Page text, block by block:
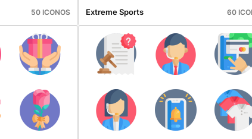
50 ICONOS Extreme Sports 60